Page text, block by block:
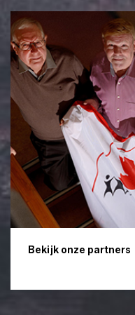
Bekijk onze partners